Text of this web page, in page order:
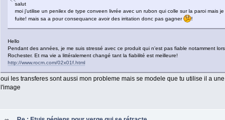
salut
moi j'utilise un penilex de type conveen livrée avec un rubon qui colle sur la paroi mais
fuite! mais sa a pour consequance avoir des irritation donc pas gagner
!
Hello
Pendant des années, je me suis stressé avec ce produit qui n'est pas fiable notamment
Rochester. Et ma vie a littéralement changé tant la fiabilité est meilleure!
http://www.rocm.com/02x01f.html
oui les transferes sont aussi mon probleme mais se modele que tu utilise il a
l'image